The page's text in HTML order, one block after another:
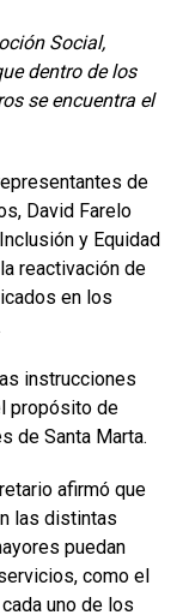
Social,
dentro de los
se encuentra el
de
David Farelo
y Equidad
reactivación de
en los
instrucciones
propósito de
de Santa Marta.
afirmó que
las distintas
puedan
como el
uno de los